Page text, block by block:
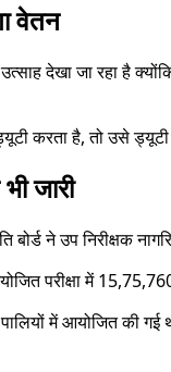
वेतन
देखा जा रहा है
करता है, तो उसे
जारी
बोर्ड ने उप निरीक्षक
परीक्षा में
में आयोजित की